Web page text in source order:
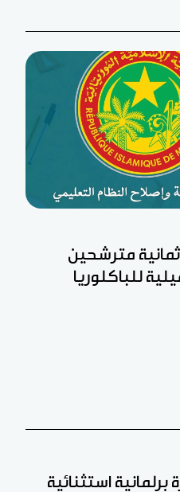
ثمانية مترشحين
للباكلوريا
برلمانية استثنائية